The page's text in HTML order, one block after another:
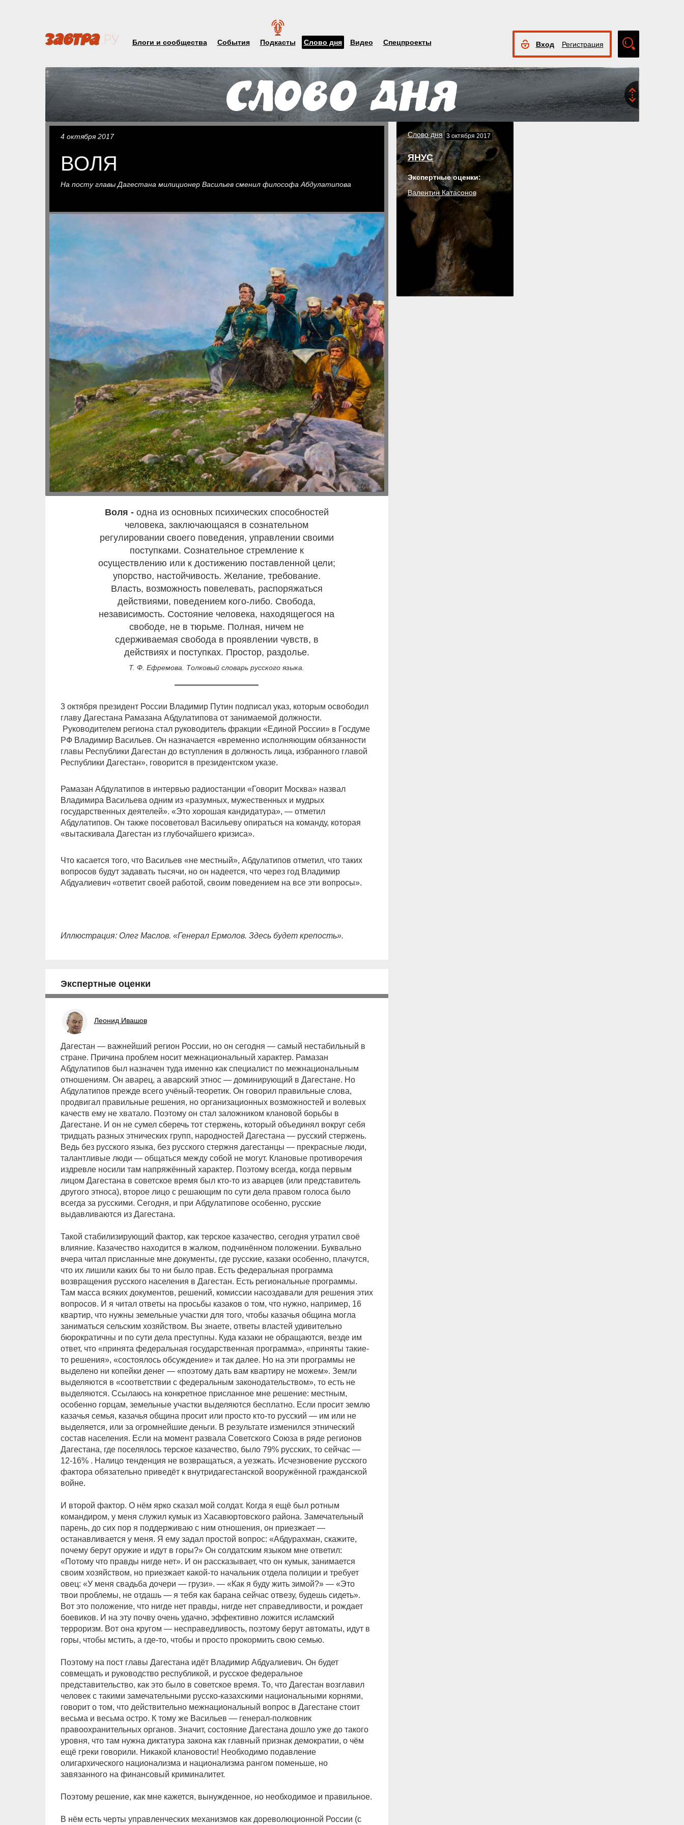
Блоги и сообщества События Подкасты Слово дня Видео Спецпроекты Вход Регистрация
поиск
4 октября 2017
ВОЛЯ
На посту главы Дагестана милиционер Васильев сменил философа Абдулатипова
воля - одна из основных психических способностей
человека, заключающаяся в сознательном
регулировании своего поведения, управлении своими
поступками. Сознательное стремление к
осуществлению или к достижению поставленной цели;
упорство, настойчивость. Желание, требование.
Власть, возможность повелевать, распоряжаться
действиями, поведением кого-либо. Свобода,
независимость. Состояние человека, находящегося на
свободе, не в тюрьме. Полная, ничем не
сдерживаемая свобода в проявлении чувств, в
действиях и поступках. Простор, раздолье.
Т. Ф. Ефремова. Толковый словарь русского языка.
3 октября президент России Владимир Путин подписал указ, которым освободил
главу Дагестана Рамазана Абдулатипова от занимаемой должности.
Руководителем региона стал руководитель фракции «Единой России» в Госдуме
РФ Владимир Васильев. Он назначается «временно исполняющим обязанности
главы Республики Дагестан до вступления в должность лица, избранного главой
Республики Дагестан», говорится в президентском указе.
Рамазан Абдулатипов в интервью радиостанции «Говорит Москва» назвал
Владимира Васильева одним из «разумных, мужественных и мудрых
государственных деятелей». «Это хорошая кандидатура», — отметил
Абдулатипов. Он также посоветовал Васильеву опираться на команду, которая
«вытаскивала Дагестан из глубочайшего кризиса».
Что касается того, что Васильев «не местный», Абдулатипов отметил, что таких
вопросов будут задавать тысячи, но он надеется, что через год Владимир
Абдуалиевич «ответит своей работой, своим поведением на все эти вопросы».
Иллюстрация: Олег Маслов. «Генерал Ермолов. Здесь будет крепость».
Экспертные оценки
Леонид Ивашов
Дагестан — важнейший регион России, но он сегодня — самый нестабильный в
стране. Причина проблем носит межнациональный характер. Рамазан
Абдулатипов был назначен туда именно как специалист по межнациональным
отношениям. Он аварец, а аварский этнос — доминирующий в Дагестане. Но
Абдулатипов прежде всего учёный-теоретик. Он говорил правильные слова,
продвигал правильные решения, но организационных возможностей и волевых
качеств ему не хватало. Поэтому он стал заложником клановой борьбы в
Дагестане. И он не сумел сберечь тот стержень, который объединял вокруг себя
тридцать разных этнических групп, народностей Дагестана — русский стержень.
Ведь без русского языка, без русского стержня дагестанцы — прекрасные люди,
талантливые люди — общаться между собой не могут. Клановые противоречия
издревле носили там напряжённый характер. Поэтому всегда, когда первым
лицом Дагестана в советское время был кто-то из аварцев (или представитель
другого этноса), второе лицо с решающим по сути дела правом голоса было
всегда за русскими. Сегодня, и при Абдулатипове особенно, русские
выдавливаются из Дагестана.
Такой стабилизирующий фактор, как терское казачество, сегодня утратил своё
влияние. Казачество находится в жалком, подчинённом положении. Буквально
вчера читал присланные мне документы, где русские, казаки особенно, плачутся,
что их лишили каких бы то ни было прав. Есть федеральная программа
возвращения русского населения в Дагестан. Есть региональные программы.
Там масса всяких документов, решений, комиссии насоздавали для решения этих
вопросов. И я читал ответы на просьбы казаков о том, что нужно, например, 16
квартир, что нужны земельные участки для того, чтобы казачья община могла
заниматься сельским хозяйством. Вы знаете, ответы властей удивительно
бюрократичны и по сути дела преступны. Куда казаки не обращаются, везде им
ответ, что «принята федеральная государственная программа», «приняты такие-
то решения», «состоялось обсуждение» и так далее. Но на эти программы не
выделено ни копейки денег — «поэтому дать вам квартиру не можем». Земли
выделяются в «соответствии с федеральным законодательством», то есть не
выделяются. Ссылаюсь на конкретное присланное мне решение: местным,
особенно горцам, земельные участки выделяются бесплатно. Если просит землю
казачья семья, казачья община просит или просто кто-то русский — им или не
выделяется, или за огромнейшие деньги. В результате изменился этнический
состав населения. Если на момент развала Советского Союза в ряде регионов
Дагестана, где поселялось терское казачество, было 79% русских, то сейчас —
12-16% . Налицо тенденция не возвращаться, а уезжать. Исчезновение русского
фактора обязательно приведёт к внутридагестанской вооружённой гражданской
войне.
И второй фактор. О нём ярко сказал мой солдат. Когда я ещё был ротным
командиром, у меня служил кумык из Хасавюртовского района. Замечательный
парень, до сих пор я поддерживаю с ним отношения, он приезжает —
останавливается у меня. Я ему задал простой вопрос: «Абдурахман, скажите,
почему берут оружие и идут в горы?» Он солдатским языком мне ответил:
«Потому что правды нигде нет». И он рассказывает, что он кумык, занимается
своим хозяйством, но приезжает какой-то начальник отдела полиции и требует
овец: «У меня свадьба дочери — грузи». — «Как я буду жить зимой?» — «Это
твои проблемы, не отдашь — я тебя как барана сейчас отвезу, будешь сидеть».
Вот это положение, что нигде нет правды, нигде нет справедливости, и рождает
боевиков. И на эту почву очень удачно, эффективно ложится исламский
терроризм. Вот она кругом — несправедливость, поэтому берут автоматы, идут в
горы, чтобы мстить, а где-то, чтобы и просто прокормить свою семью.
Поэтому на пост главы Дагестана идёт Владимир Абдуалиевич. Он будет
совмещать и руководство республикой, и русское федеральное
представительство, как это было в советское время. То, что Дагестан возглавил
человек с такими замечательными русско-казахскими национальными корнями,
говорит о том, что действительно межнациональный вопрос в Дагестане стоит
весьма и весьма остро. К тому же Васильев — генерал-полковник
правоохранительных органов. Значит, состояние Дагестана дошло уже до такого
уровня, что там нужна диктатура закона как главный признак демократии, о чём
ещё греки говорили. Никакой клановости! Необходимо подавление
олигархического национализма и национализма рангом поменьше, но
завязанного на финансовый криминалитет.
Поэтому решение, как мне кажется, вынужденное, но необходимое и правильное.
В нём есть черты управленческих механизмов как дореволюционной России (с
Слово дня 3 октября 2017
ЯНУС
Экспертные оценки:
Валентин Катасонов